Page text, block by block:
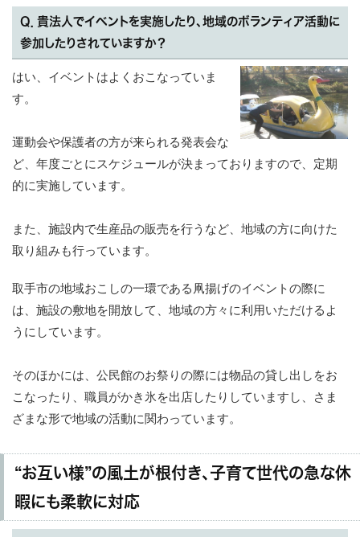
Q．貴法人でイベントを実施したり、地域のボランティア活動に
参加したりされていますか？
はい、イベントはよくおこなっていま
す。
運動会や保護者の方が来られる発表会な
ど、年度ごとにスケジュールが決まっておりますので、定期
的に実施しています。
また、施設内で生産品の販売を行うなど、地域の方に向けた
取り組みも行っています。
取手市の地域おこしの一環である凧揚げのイベントの際に
は、施設の敷地を開放して、地域の方々に利用いただけるよ
うにしています。
そのほかには、公民館のお祭りの際には物品の貸し出しをお
こなったり、職員がかき氷を出店したりしていますし、さま
ざまな形で地域の活動に関わっています。
“お互い様”の風土が根付き、子育て世代の急な休
暇にも柔軟に対応